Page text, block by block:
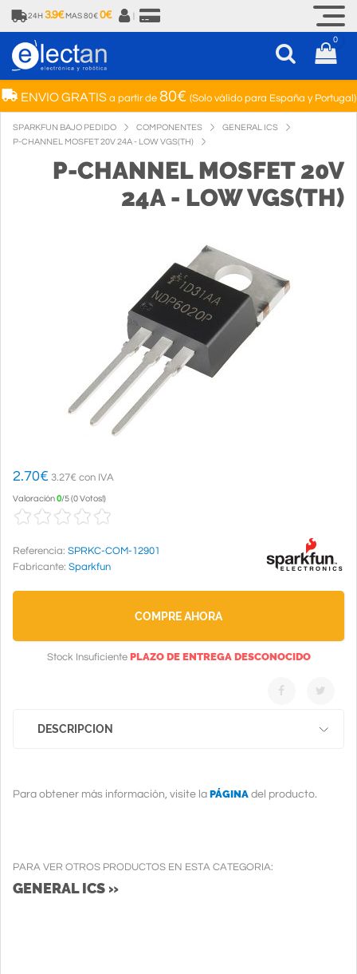
24H 3.9€ MAS 80€ 0€
0
ENVIO GRATISa partir de 80€ (Solo válido para España y Portugal)
SPARKFUN BAJO PEDIDO COMPONENTES
GENERAL ICS
P-CHANNEL MOSFET 20V 24A - LOW VGS(TH)
P-CHANNEL MOSFET 20V
24A - LOW VGS(TH)
2.70€ 3.27€ con IVA
Valoración0/5(0 Votos!)
Referencia: SPRKC-COM-12901
Fabricante: Sparkfun
COMPRE AHORA
Stock Insuficiente PLAZO DE ENTREGA DESCONOCIDO
DESCRIPCION
Para obtener más información, visite la PÁGINA del producto.
PARA VER OTROS PRODUCTOS EN ESTA CATEGORIA:
GENERAL ICS »